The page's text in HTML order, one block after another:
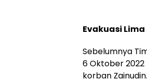
Evakuasi
Sebelumnya
6 Oktober
korban Zainudin.